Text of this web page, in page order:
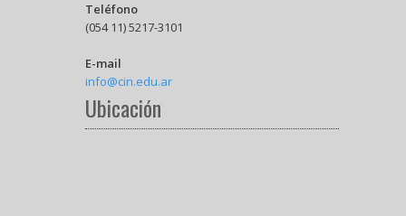
Teléfono
(054 11) 5217-3101
E-mail
info@cin.edu.ar
Ubicación